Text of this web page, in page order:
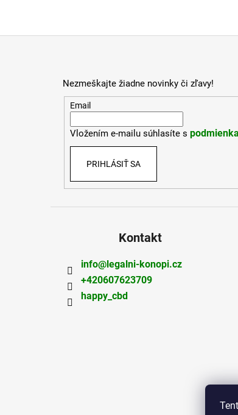
Nezmeškajte žiadne novinky či zľavy!
Email
Vložením e-mailu súhlasíte s
PRIHLÁSIŤ SA
Kontakt
info@legalni-konopi.cz
+420607623709
happy_cbd